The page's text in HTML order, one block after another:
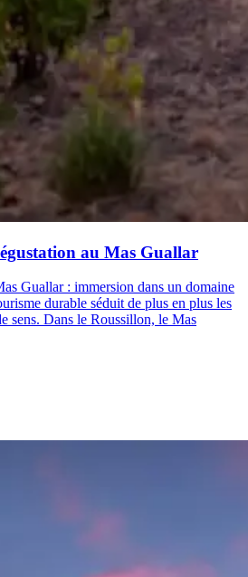
au Mas Guallar
Guallar : immersion dans un domaine
durable séduit de plus en plus les
sens. Dans le Roussillon, le Mas